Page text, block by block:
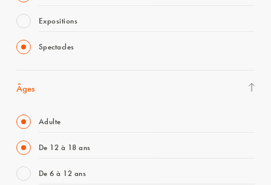
Expositions
Spectacles
Âges
Adulte
De 12 à 18 ans
De 6 à 12 ans